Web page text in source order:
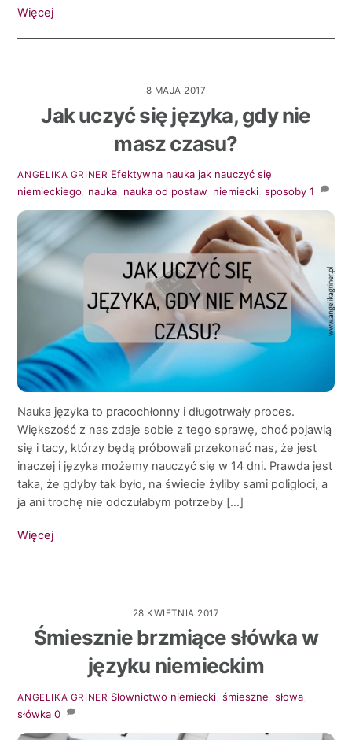
Więcej
8 MAJA 2017
Jak uczyć się języka, gdy nie
masz czasu?
ANGELIKA GRINER Efektywna nauka jak nauczyć się
niemieckiego nauka nauka od postaw niemiecki ,sposoby 1
Nauka języka to pracochłonny i długotrwały proces.
Większość z nas zdaje sobie z tego sprawę, choć pojawią
się i tacy, którzy będą próbowali przekonać nas, że jest
inaczej i języka możemy nauczyć się w 14 dni. Prawda jest
taka, że gdyby tak było, na świecie żyliby sami poligloci, a
ja ani trochę nie odczułabym potrzeby […]
Więcej
28 KWIETNIA 2017
Śmiesznie brzmiące słówka w
języku niemieckim
ANGELIKA GRINER Słownictwo niemiecki ,śmieszne ,słowa
słówka 0